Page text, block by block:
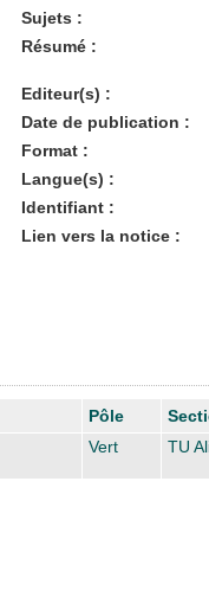
Sujets :
Résumé :
Editeur(s) :
Date de publication :
Format :
Langue(s) :
Identifiant :
Lien vers la notice :
Pôle
Vert TU